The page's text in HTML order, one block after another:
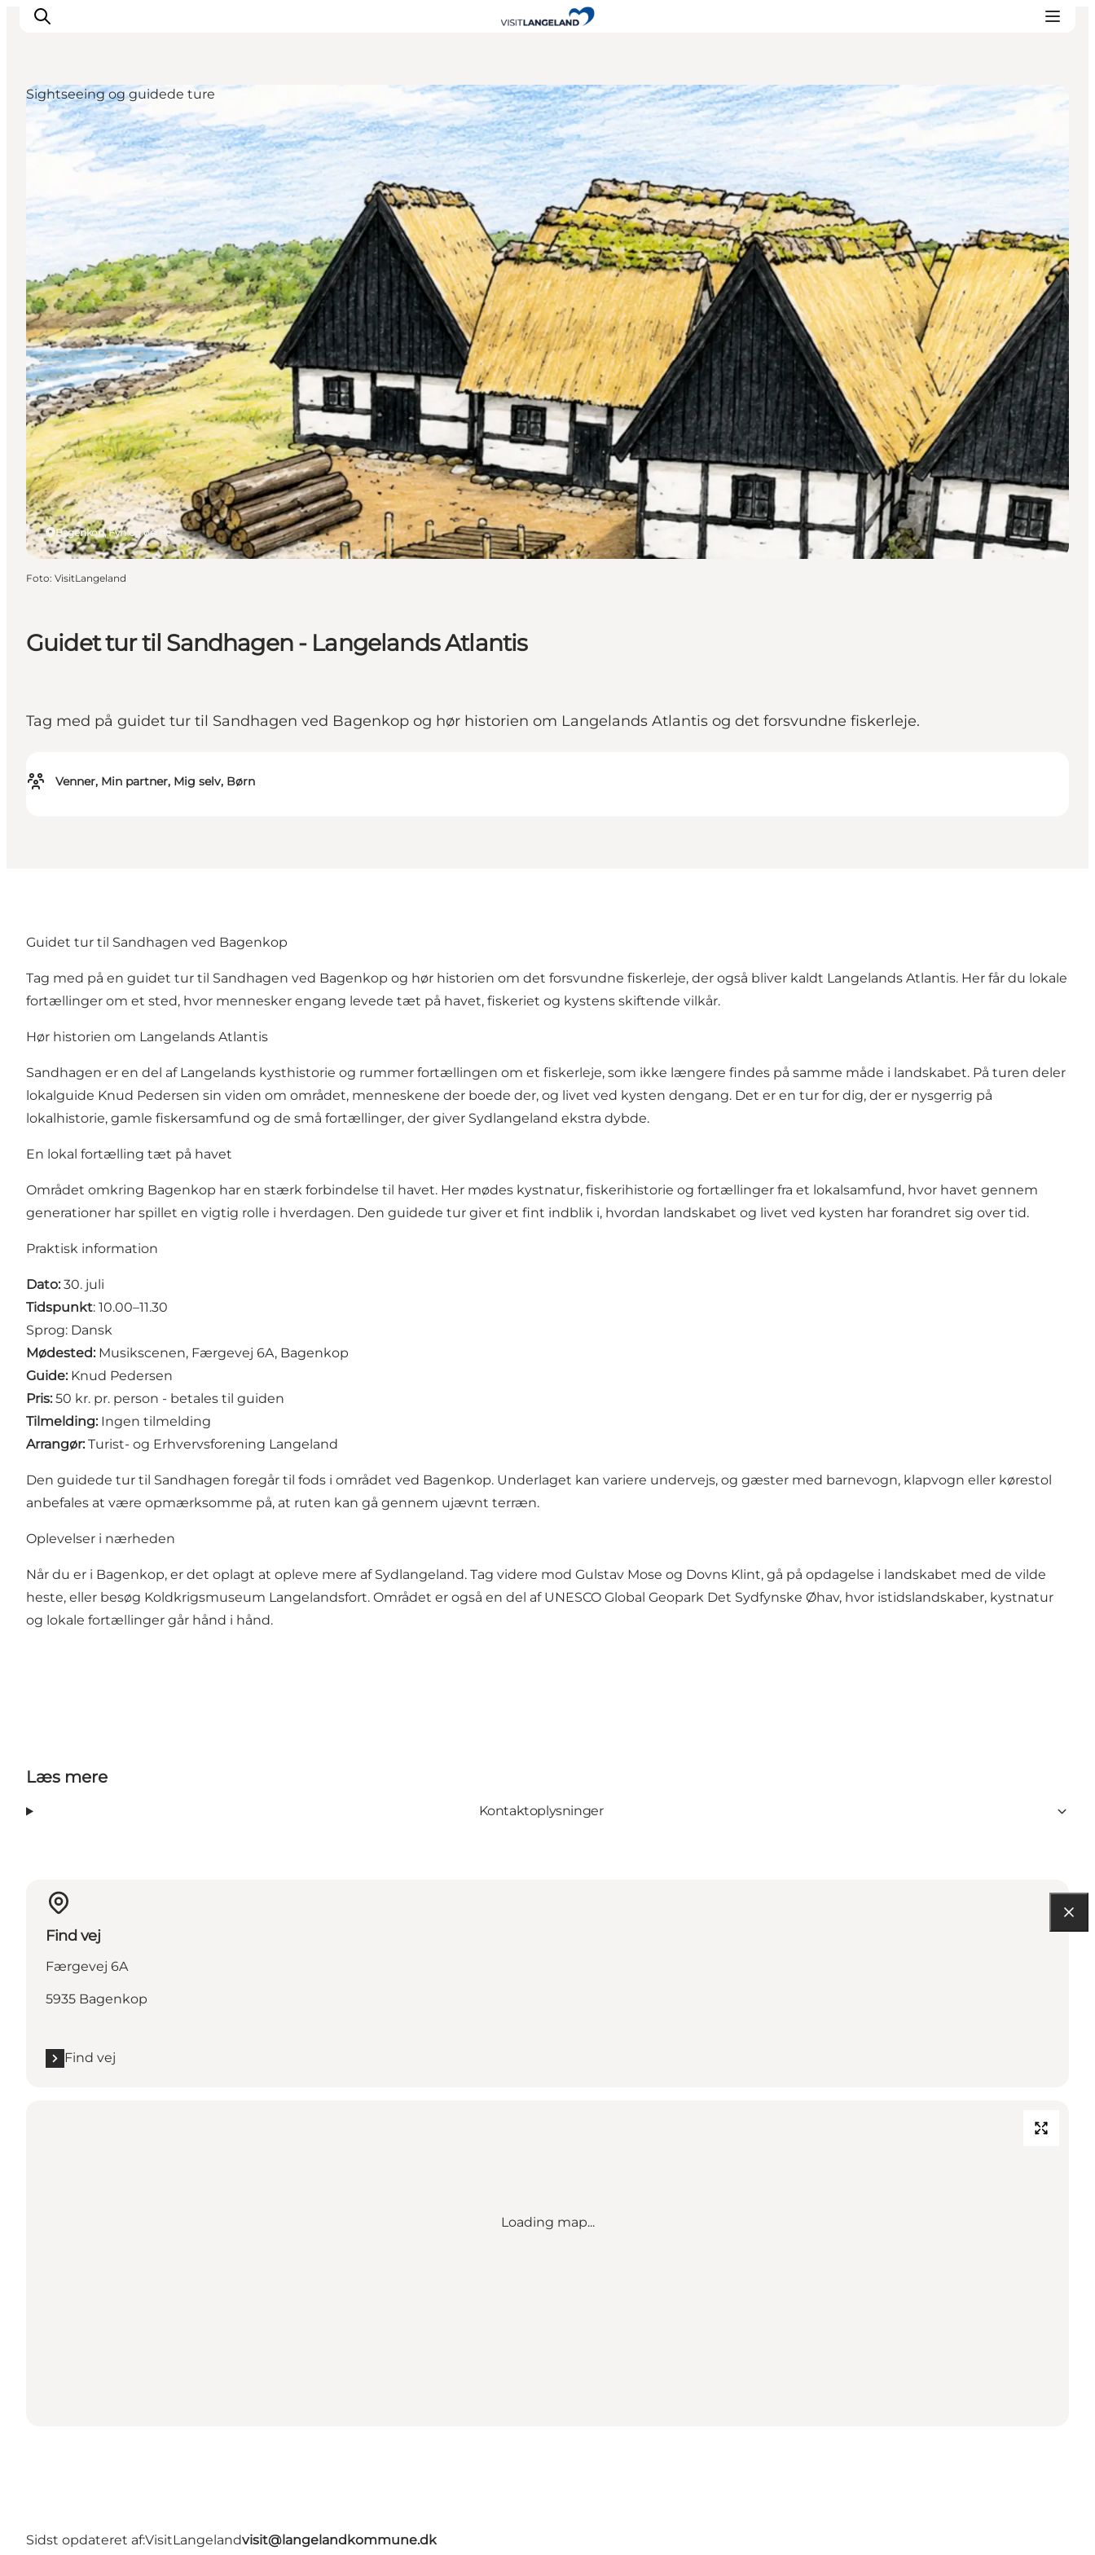
Oplevelser
Byer og øer
Overnatning
Planlæg ferie
Guidet tur til Sandhagen - Langelands Atlantis
Tag med på guidet tur til Sandhagen ved Bagenkop og hør historien om Langelands Atlantis og det forsvundne fiskerleje.
Venner, Min partner, Mig selv, Børn
Bagenkop, Fyn og øerne
Sightseeing og guidede ture
Foto: VisitLangeland
Guidet tur til Sandhagen ved Bagenkop
Tag med på en guidet tur til Sandhagen ved Bagenkop og hør historien om det forsvundne fiskerleje, der også bliver kaldt Langelands Atlantis. Her får du lokale
fortællinger om et sted, hvor mennesker engang levede tæt på havet, fiskeriet og kystens skiftende vilkår.
Hør historien om Langelands Atlantis
Sandhagen er en del af Langelands kysthistorie og rummer fortællingen om et fiskerleje, som ikke længere findes på samme måde i landskabet. På turen deler
lokalguide Knud Pedersen sin viden om området, menneskene der boede der, og livet ved kysten dengang. Det er en tur for dig, der er nysgerrig på
lokalhistorie, gamle fiskersamfund og de små fortællinger, der giver Sydlangeland ekstra dybde.
En lokal fortælling tæt på havet
Området omkring Bagenkop har en stærk forbindelse til havet. Her mødes kystnatur, fiskerihistorie og fortællinger fra et lokalsamfund, hvor havet gennem
generationer har spillet en vigtig rolle i hverdagen. Den guidede tur giver et fint indblik i, hvordan landskabet og livet ved kysten har forandret sig over tid.
Praktisk information
Dato: 30. juli
Tidspunkt: 10.00–11.30
Sprog: Dansk
Mødested: Musikscenen, Færgevej 6A, Bagenkop
Guide: Knud Pedersen
Pris: 50 kr. pr. person - betales til guiden
Tilmelding: Ingen tilmelding
Arrangør: Turist- og Erhvervsforening Langeland
Den guidede tur til Sandhagen foregår til fods i området ved Bagenkop. Underlaget kan variere undervejs, og gæster med barnevogn, klapvogn eller kørestol
anbefales at være opmærksomme på, at ruten kan gå gennem ujævnt terræn.
Oplevelser i nærheden
Når du er i Bagenkop, er det oplagt at opleve mere af Sydlangeland. Tag videre mod Gulstav Mose og Dovns Klint, gå på opdagelse i landskabet med de vilde
heste, eller besøg Koldkrigsmuseum Langelandsfort. Området er også en del af UNESCO Global Geopark Det Sydfynske Øhav, hvor istidslandskaber, kystnatur
og lokale fortællinger går hånd i hånd.
Læs mere
Kontaktoplysninger
Find vej
Færgevej 6A
5935 Bagenkop
Find vej
Loading map...
Sidst opdateret af:VisitLangelandvisit@langelandkommune.dk